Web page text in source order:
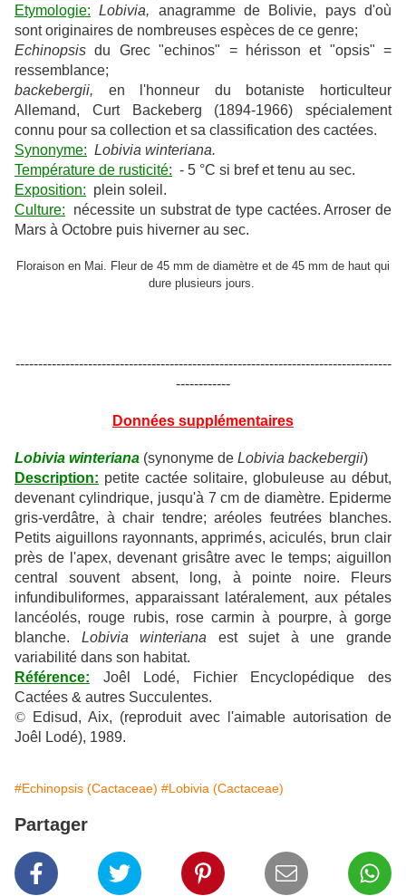
Etymologie:
Lobivia, anagramme de Bolivie, pays d'où
sont originaires de nombreuses espèces de ce genre;
Echinopsis du Grec "echinos" = hérisson et "opsis" =
ressemblance;
backebergii, en l'honneur du botaniste horticulteur
Allemand, Curt Backeberg (1894-1966) spécialement
connu pour sa collection et sa classification des cactées.
Synonyme: Lobivia winteriana.
Température de rusticité: - 5 °C si bref et tenu au sec.
Exposition: plein soleil.
Culture: nécessite un substrat de type cactées. Arroser de
Mars à Octobre puis hiverner au sec.
Floraison en Mai. Fleur de 45 mm de diamètre et de 45 mm de haut qui
dure plusieurs jours.
-----------------------------------------------------------------------------------
------------
Données supplémentaires
Lobivia winteriana (synonyme de Lobivia backebergii)
Description: petite cactée solitaire, globuleuse au début,
devenant cylindrique, jusqu'à 7 cm de diamètre. Epiderme
gris-verdâtre, à chair tendre; aréoles feutrées blanches.
Petits aiguillons rayonnants, apprimés, aciculés, brun clair
près de l'apex, devenant grisâtre avec le temps; aiguillon
central souvent absent, long, à pointe noire. Fleurs
infundibuliformes, apparaissant latéralement, aux pétales
lancéolés, rouge rubis, rose carmin à pourpre, à gorge
blanche. Lobivia winteriana est sujet à une grande
variabilité dans son habitat.
Référence: Joêl Lodé, Fichier Encyclopédique des
Cactées & autres Succulentes.
© Edisud, Aix, (reproduit avec l'aimable autorisation de
Joêl Lodé), 1989.
#Echinopsis (Cactaceae) #Lobivia (Cactaceae)
Partager